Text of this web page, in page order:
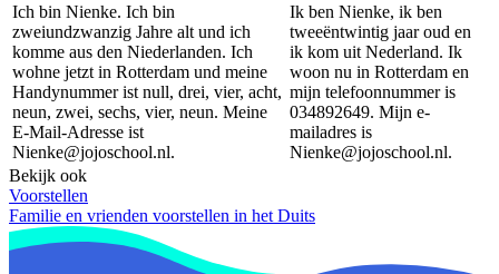
Ich bin Nienke. Ich bin
zweiundzwanzig Jahre alt und ich
komme aus den Niederlanden. Ich
wohne jetzt in Rotterdam und meine
Handynummer ist null, drei, vier, acht,
neun, zwei, sechs, vier, neun. Meine
E-Mail-Adresse ist
Nienke@jojoschool.nl.
Ik ben Nienke, ik ben
tweeëntwintig jaar oud en
ik kom uit Nederland. Ik
woon nu in Rotterdam en
mijn telefoonnummer is
034892649. Mijn e-
mailadres is
Nienke@jojoschool.nl.
Bekijk ook
Voorstellen
Familie en vrienden voorstellen in het Duits